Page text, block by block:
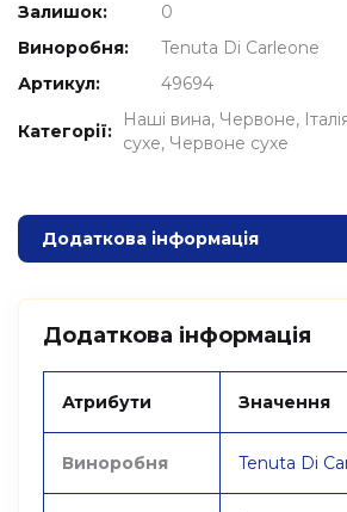
Залишок:
0
Виноробня:
Tenuta Di Carleone
Артикул:
49694
Категорії:
Наші вина Червоне
сухе Червоне сухе
Додаткова інформація
Додаткова інформація
Атрибути Значення
Виноробня Tenuta Di